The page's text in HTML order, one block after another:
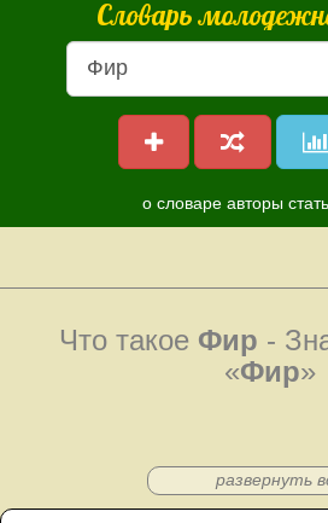
Словарь
о словаре авторы
Что такое Фир -
«Фир»
развернуть